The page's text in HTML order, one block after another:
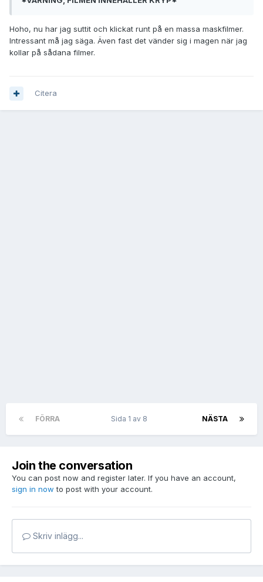
Hoho, nu har jag suttit och klickat runt på en massa maskfilmer.
Intressant må jag säga. Även fast det vänder sig i magen när jag
kollar på sådana filmer.
Citera
FÖRRA NÄSTA
Sida 1 av 8
Join the conversation
You can post now and register later. If you have an account,
sign in now to post with your account.
Skriv inlägg...